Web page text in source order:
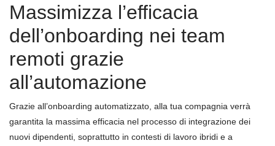
Massimizza l’efficacia
dell’onboarding nei team
remoti grazie
all’automazione
Grazie all’onboarding automatizzato, alla tua compagnia verrà
garantita la massima efficacia nel processo di integrazione dei
nuovi dipendenti, soprattutto in contesti di lavoro ibridi e a